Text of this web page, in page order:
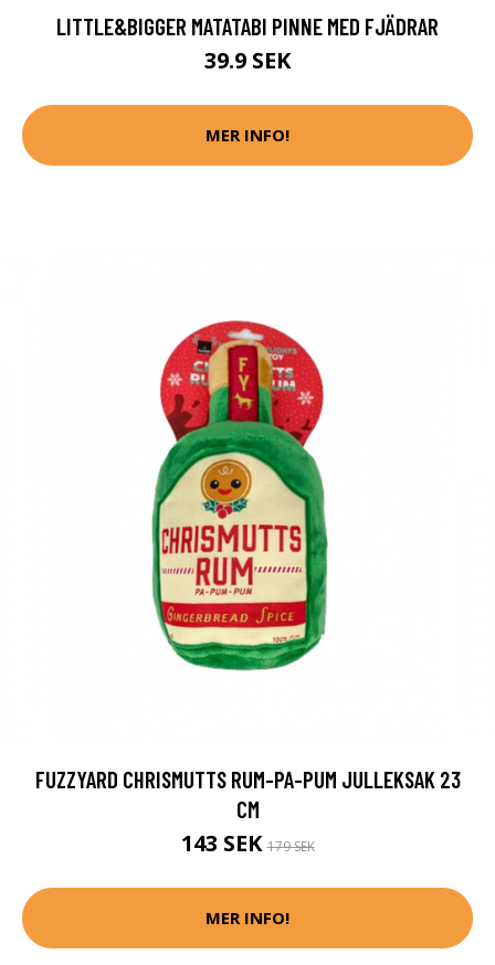
LITTLE&BIGGER MATATABI PINNE MED FJÄDRAR
39.9 SEK
MER INFO!
FUZZYARD CHRISMUTTS RUM-PA-PUM JULLEKSAK 23
CM
143 SEK179 SEK
MER INFO!